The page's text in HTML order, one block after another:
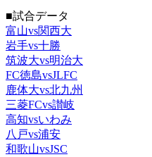
■試合データ
富山vs関西大
岩手vs十勝
筑波大vs明治大
FC徳島vsJLFC
鹿体大vs北九州
三菱FCvs讃岐
高知vsいわみ
八戸vs浦安
和歌山vsJSC